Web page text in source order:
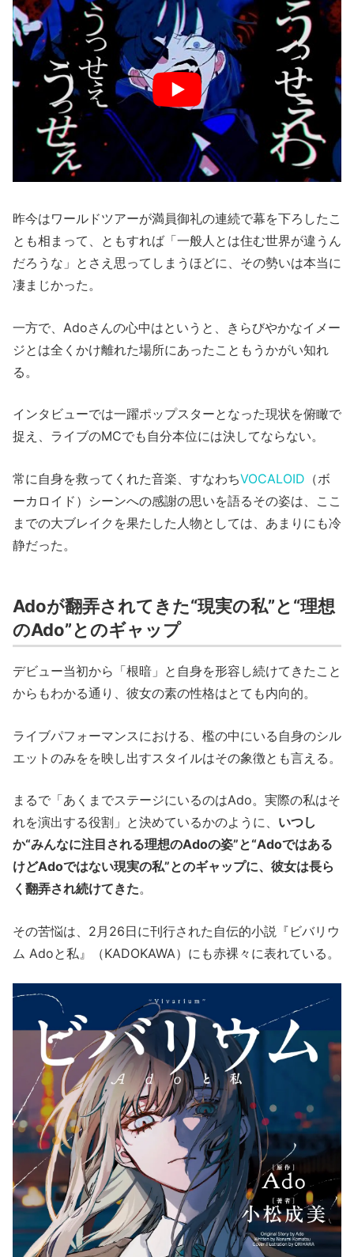
昨今はワールドツアーが満員御礼の連続で幕を下ろしたこ
とも相まって、ともすれば「一般人とは住む世界が違うん
だろうな」とさえ思ってしまうほどに、その勢いは本当に
凄まじかった。
一方で、Adoさんの心中はというと、きらびやかなイメー
ジとは全くかけ離れた場所にあったこともうかがい知れ
る。
インタビューでは一躍ポップスターとなった現状を俯瞰で
捉え、ライブのMCでも自分本位には決してならない。
常に自身を救ってくれた音楽、すなわちVOCALOID （ボ
ーカロイド）シーンへの感謝の思いを語るその姿は、ここ
までの大ブレイクを果たした人物としては、あまりにも冷
静だった。
Adoが翻弄されてきた“現実の私”と“理想
のAdo”とのギャップ
デビュー当初から「根暗」と自身を形容し続けてきたこと
からもわかる通り、彼女の素の性格はとても内向的。
ライブパフォーマンスにおける、檻の中にいる自身のシル
エットのみをを映し出すスタイルはその象徴とも言える。
まるで「あくまでステージにいるのはAdo。実際の私はそ
れを演出する役割」と決めているかのように、 いつし
か“みんなに注目される理想のAdoの姿”と“Adoではある
けどAdoではない現実の私”とのギャップに、彼女は長ら
く翻弄され続けてきた。
その苦悩は、2月26日に刊行された自伝的小説『ビバリウ
ム Adoと私』（KADOKAWA）にも赤裸々に表れている。